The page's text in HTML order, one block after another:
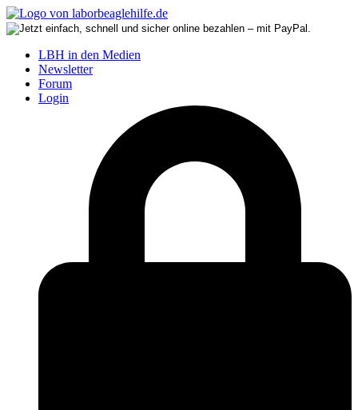
LBH in den Medien
Newsletter
Forum
Login